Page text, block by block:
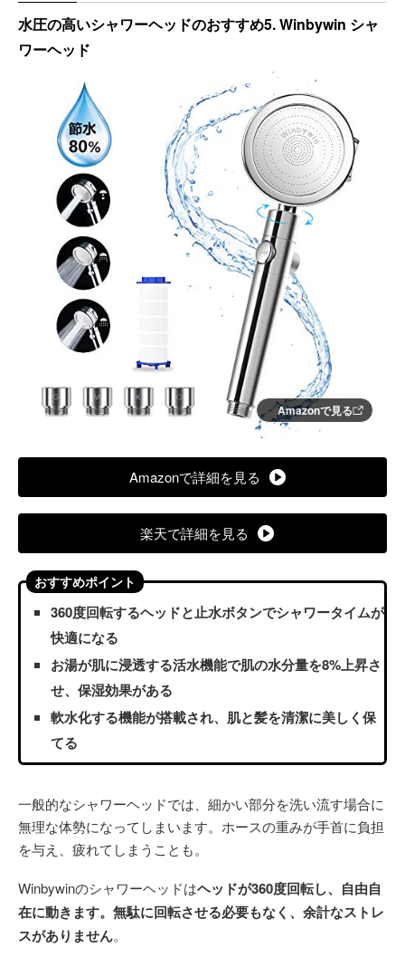
水圧の高いシャワーヘッドのおすすめ5. Winbywin シャ
ワーヘッド
Amazonで見る
Amazonで詳細を見る
楽天で詳細を見る
おすすめポイント
360度回転するヘッドと止水ボタンでシャワータイムが
快適になる
お湯が肌に浸透する活水機能で肌の水分量を8%上昇さ
せ、保湿効果がある
軟水化する機能が搭載され、肌と髪を清潔に美しく保
てる
一般的なシャワーヘッドでは、細かい部分を洗い流す場合に
無理な体勢になってしまいます。ホースの重みが手首に負担
を与え、疲れてしまうことも。
Winbywinのシャワーヘッドはヘッドが360度回転し、自由自
在に動きます。無駄に回転させる必要もなく、余計なストレ
スがありません。